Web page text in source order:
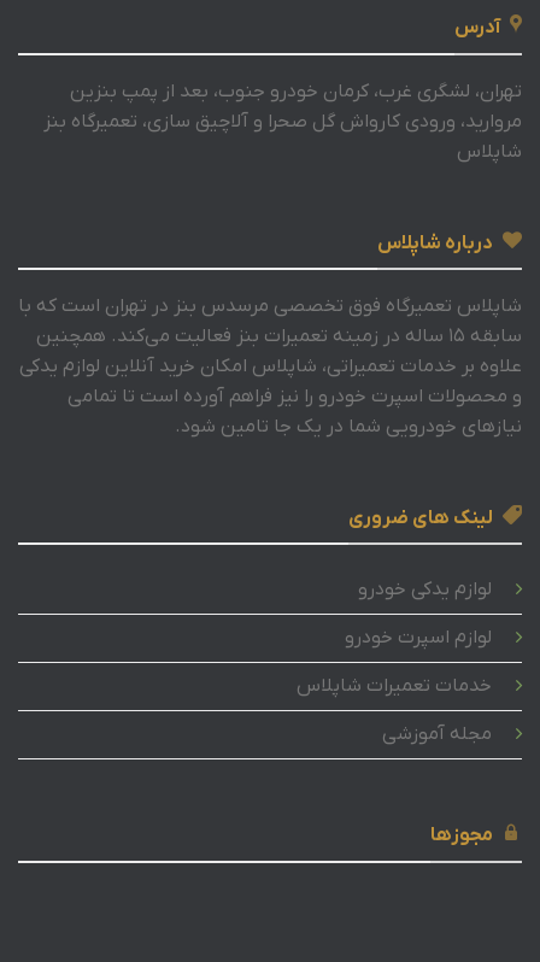
آدرس
تهران، لشگری غرب، کرمان خودرو جنوب، بعد از پمپ بنزین
مروارید، ورودی کارواش گل صحرا و آلاچیق سازی، تعمیرگاه بنز
شاپلاس
درباره شاپلاس
شاپلاس تعمیرگاه فوق تخصصی مرسدس بنز در تهران است که با
سابقه 15 ساله در زمینه تعمیرات بنز فعالیت می‌کند. همچنین
علاوه بر خدمات تعمیراتی، شاپلاس امکان خرید آنلاین لوازم یدکی
و محصولات اسپرت خودرو را نیز فراهم آورده است تا تمامی
نیازهای خودرویی شما در یک جا تامین شود.
لینک های ضروری
لوازم یدکی خودرو
لوازم اسپرت خودرو
خدمات تعمیرات شاپلاس
مجله آموزشی
مجوزها